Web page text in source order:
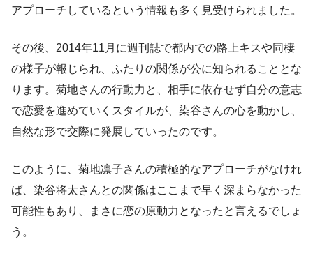
アプローチしているという情報も多く見受けられました。
その後、2014年11月に週刊誌で都内での路上キスや同棲
の様子が報じられ、ふたりの関係が公に知られることとな
ります。菊地さんの行動力と、相手に依存せず自分の意志
で恋愛を進めていくスタイルが、染谷さんの心を動かし、
自然な形で交際に発展していったのです。
このように、菊地凛子さんの積極的なアプローチがなけれ
ば、染谷将太さんとの関係はここまで早く深まらなかった
可能性もあり、まさに恋の原動力となったと言えるでしょ
う。